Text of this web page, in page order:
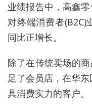
业绩报告中，高鑫
对终端消费者(B2C)
同比正增长。
除了在传统卖场的
足了会员店，在华
具消费实力的客户。